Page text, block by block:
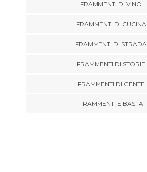
FRAMMENTI DI VINO
FRAMMENTI DI CUCINA
FRAMMENTI DI STRADA
FRAMMENTI DI STORIE
FRAMMENTI DI GENTE
FRAMMENTI E BASTA